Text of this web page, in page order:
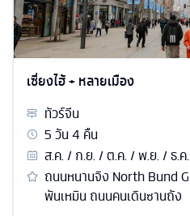
เซี่ยงไฮ้ + หลายเมือง
ทัวร์จีน
5วัน4 คืน
ส.ค. / ก.ย. / ต.ค. / พ.ย. / ธ.ค.
ถนนหนานจิง North Bund
พันเหมิน ถนนคนเดินซานถัง